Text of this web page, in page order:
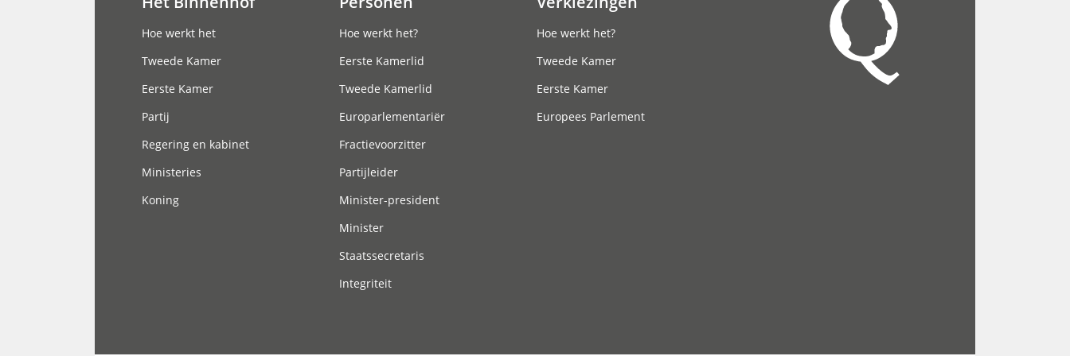
Hoe werkt het
Tweede Kamer
Eerste Kamer
Partij
Regering en kabinet
Ministeries
Koning
Hoe werkt het?
Eerste Kamerlid
Tweede Kamerlid
Europarlementariër
Fractievoorzitter
Partijleider
Minister-president
Minister
Staatssecretaris
Integriteit
Hoe werkt het?
Tweede Kamer
Eerste Kamer
Europees Parlement